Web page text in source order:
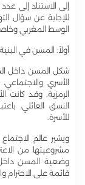
إلى الاستناد إلى
للإجابة عن سؤال
الوسط المغربي
أولاً: المسن في
شكل المسن داخل
الأسري
الرمزية. وقد كانت
النسق العائلي،
للأسرة.
ويشير عالم
مشروعيتها من
وضعية المسن داخل
قائمة على الاحترام